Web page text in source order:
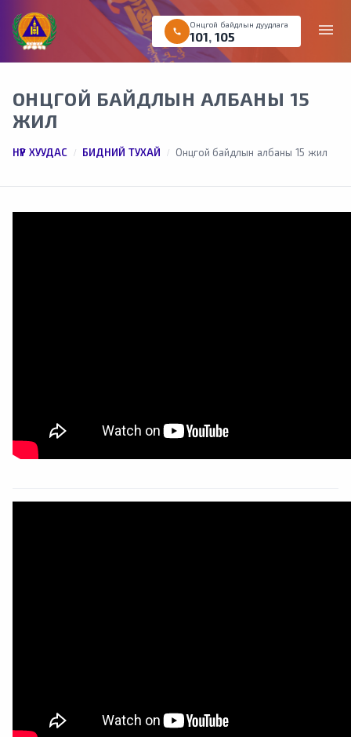
menu
call
Онцгой байдлын дуудлага
101 ,105
ОНЦГОЙ БАЙДЛЫН АЛБАНЫ 15
ЖИЛ
НҮҮР ХУУДАС БИДНИЙ ТУХАЙ Онцгой байдлын албаны 15 жил